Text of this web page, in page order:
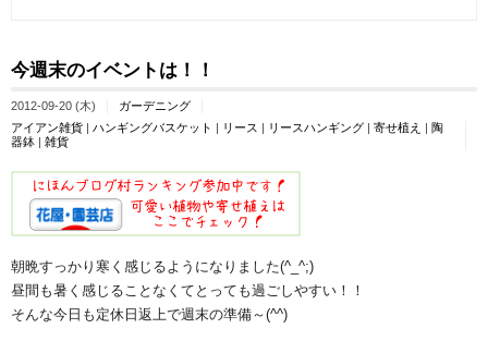
今週末のイベントは！！
2012-09-20 (木)
ガーデニング
アイアン雑貨 | ハンギングバスケット | リース | リースハンギング | 寄せ植え | 陶
器鉢 | 雑貨
朝晩すっかり寒く感じるようになりました(^_^;)
昼間も暑く感じることなくてとっても過ごしやすい！！
そんな今日も定休日返上で週末の準備～(^^)